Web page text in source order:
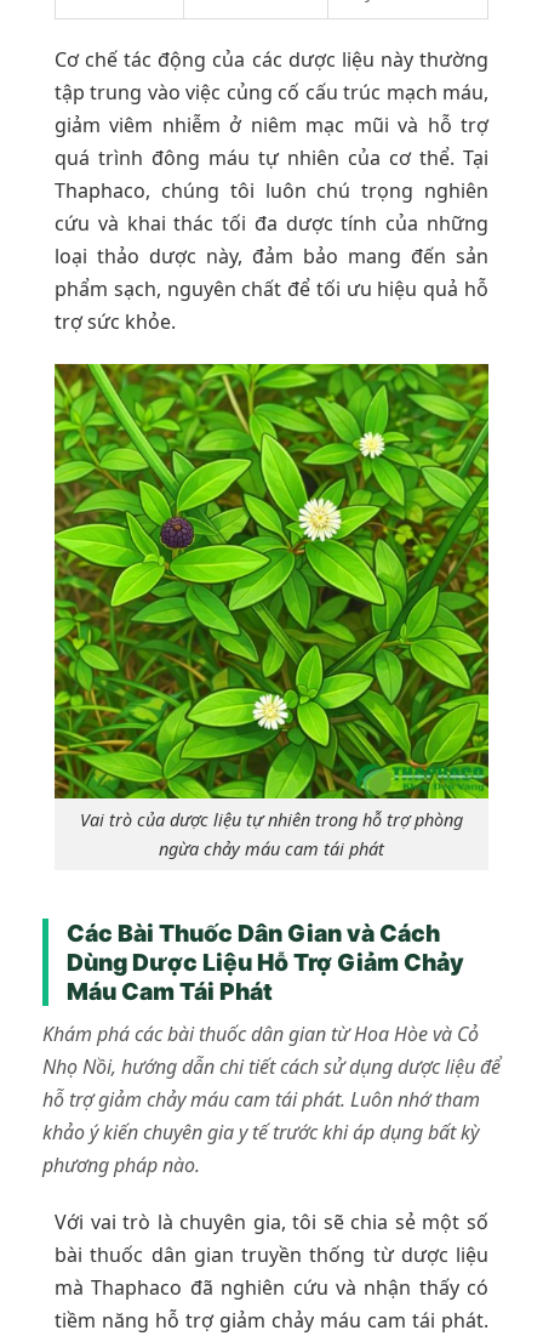
Cơ chế tác động của các dược liệu này thường
tập trung vào việc củng cố cấu trúc mạch máu,
giảm viêm nhiễm ở niêm mạc mũi và hỗ trợ
quá trình đông máu tự nhiên của cơ thể. Tại
Thaphaco, chúng tôi luôn chú trọng nghiên
cứu và khai thác tối đa dược tính của những
loại thảo dược này, đảm bảo mang đến sản
phẩm sạch, nguyên chất để tối ưu hiệu quả hỗ
trợ sức khỏe.
Vai trò của dược liệu tự nhiên trong hỗ trợ phòng
ngừa chảy máu cam tái phát
Các Bài Thuốc Dân Gian và Cách
Dùng Dược Liệu Hỗ Trợ Giảm Chảy
Máu Cam Tái Phát
Khám phá các bài thuốc dân gian từ Hoa Hòe và Cỏ
Nhọ Nồi, hướng dẫn chi tiết cách sử dụng dược liệu để
hỗ trợ giảm chảy máu cam tái phát. Luôn nhớ tham
khảo ý kiến chuyên gia y tế trước khi áp dụng bất kỳ
phương pháp nào.
Với vai trò là chuyên gia, tôi sẽ chia sẻ một số
bài thuốc dân gian truyền thống từ dược liệu
mà Thaphaco đã nghiên cứu và nhận thấy có
tiềm năng hỗ trợ giảm chảy máu cam tái phát.